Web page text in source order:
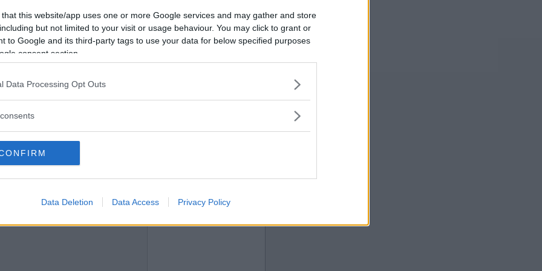
that this website/app uses one or more Google services and may gather and store
but not limited to your visit or usage behaviour. You may click to grant or
to Google and its third-party tags to use your data for below specified purposes
consent section.
Data Processing Opt Outs
Data Deletion Data Access Privacy Policy
va så där fräsch trots allt det där...
nån miralkelfrukost?
2017-01-12 18:11
på toa och verkligen försökte pricka rätt?
2017-01-12 20:07
leopardklänningen, men att försöka överträffa
Vill du bli
medlem?